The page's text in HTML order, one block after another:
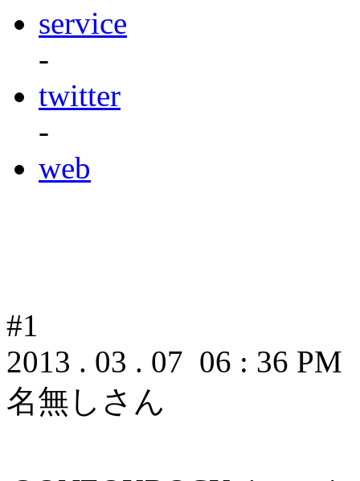
service
-
twitter
-
web
#1
2013 . 03 . 07 06 : 36 PM
名無しさん